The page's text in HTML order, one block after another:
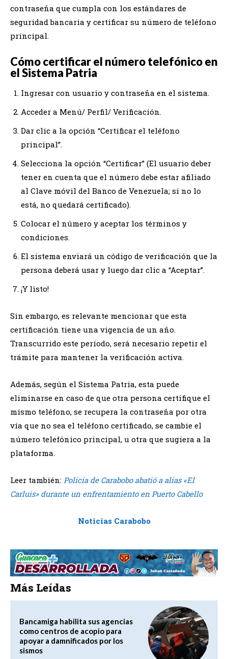
contraseña que cumpla con los estándares de
seguridad bancaria y certificar su número de teléfono
principal.
Cómo certificar el número telefónico en
el Sistema Patria
Ingresar con usuario y contraseña en el sistema.
Acceder a Menú/ Perfil/ Verificación.
Dar clic a la opción “Certificar el teléfono
principal”.
Selecciona la opción “Certificar” (El usuario deber
tener en cuenta que el número debe estar afiliado
al Clave móvil del Banco de Venezuela; si no lo
está, no quedará certificado).
Colocar el número y aceptar los términos y
condiciones.
El sistema enviará un código de verificación que la
persona deberá usar y luego dar clic a “Aceptar”.
¡Y listo!
Sin embargo, es relevante mencionar que esta
certificación tiene una vigencia de un año.
Transcurrido este período, será necesario repetir el
trámite para mantener la verificación activa.
Además, según el Sistema Patria, esta puede
eliminarse en caso de que otra persona certifique el
mismo teléfono, se recupera la contraseña por otra
vía que no sea el teléfono certificado, se cambie el
número telefónico principal, u otra que sugiera a la
plataforma.
Leer también: Policía de Carabobo abatió a alias «El
Carluis» durante un enfrentamiento en Puerto Cabello
Noticias Carabobo
Más Leídas
Bancamiga habilita sus agencias
como centros de acopio para
apoyar a damnificados por los
sismos